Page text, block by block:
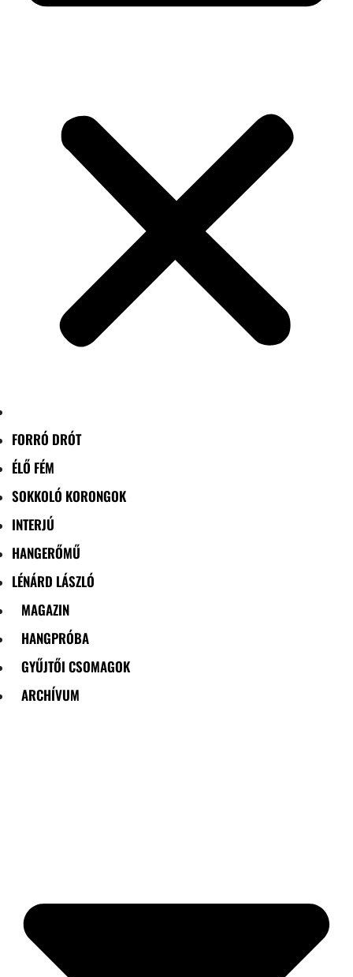
FORRÓ DRÓT
ÉLŐ FÉM
SOKKOLÓ KORONGOK
INTERJÚ
HANGERŐMŰ
LÉNÁRD LÁSZLÓ
MAGAZIN
HANGPRÓBA
GYŰJTŐI CSOMAGOK
ARCHÍVUM